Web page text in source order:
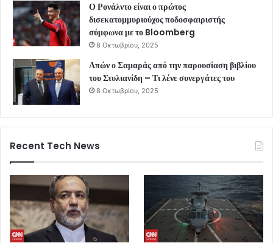
Ο Ρονάλντο είναι ο πρώτος
δισεκατομμυριούχος ποδοσφαιριστής
σύμφωνα με το Bloomberg
8 Οκτωβρίου, 2025
Απών ο Σαμαράς από την παρουσίαση βιβλίου
του Στυλιανίδη – Τι λένε συνεργάτες του
8 Οκτωβρίου, 2025
Recent Tech News